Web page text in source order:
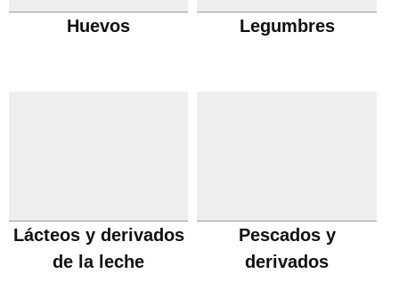
Huevos Legumbres
Lácteos y derivados
de la leche
Pescados y
derivados